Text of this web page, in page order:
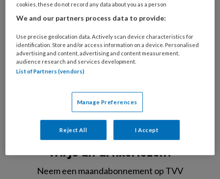
Merycristine met het douche-in-bed systeem.
Een douche-in-bed systeem,
Wil je dit artikel lezen?
Neem een maandabonnement op TVV
cookies, these do not record any data about you as a person
We and our partners process data to provide:
Use precise geolocation data. Actively scan device characteristics for
identification. Store and/or access information on a device. Personalised
advertising and content, advertising and content measurement,
audience research and services development.
List of Partners (vendors)
Manage Preferences
Reject All I Accept